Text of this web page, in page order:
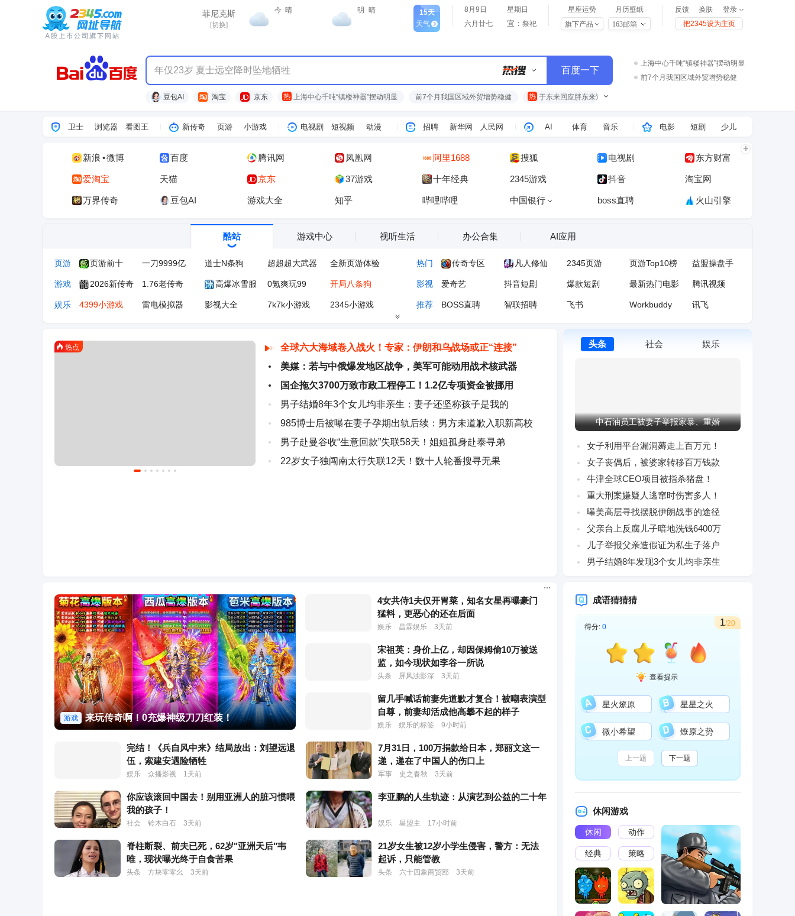
8月9日
星期日
六月廿七
宜： 祭祀
星座运势
月历壁纸
旗下产品
163邮箱
反馈 换肤
登录
把2345设为主页
菲尼克斯
[切换]
今 晴 明 晴
15天
天气
一线豪华品牌卖车也到了亏损边缘
豆包AI 淘宝 京东 热 上海中心千吨“镇楼神器”摆动明显 前7个月我国区域外贸增势稳健 热 于东来回应胖东来近25年老店年底关闭
上海中心千吨“镇楼神器”摆动明显
前7个月我国区域外贸增势稳健
大V：日称解放军有8架歼35是自欺欺人
卫士 浏览器 看图王 新传奇 页游 小游戏 电视剧 短视频 动漫 招聘 新华网 人民网 AI 体育 音乐 电影 短剧 少儿
新浪 •微博 百度 腾讯网 凤凰网 阿里1688 搜狐 电视剧 东方财富
爱淘宝 天猫 京东 37游戏 十年经典 2345游戏 抖音 淘宝网
万界传奇 豆包AI 游戏大全 知乎 哔哩哔哩 中国银行 boss直聘 火山引擎
酷站 游戏中心 视听生活 办公合集 AI应用
页游 页游前十 一刀9999亿 道士N条狗 超超超大武器 全新页游体验 热门 传奇专区 凡人修仙 2345页游 页游Top10榜 益盟操盘手
游戏 2026新传奇 1.76老传奇 高爆冰雪服 0氪爽玩99 开局八条狗 影视 爱奇艺 抖音短剧 爆款短剧 最新热门电影 腾讯视频
娱乐 4399小游戏 雷电模拟器 影视大全 7k7k小游戏 2345小游戏 推荐 BOSS直聘 智联招聘 飞书 Workbuddy 讯飞
汽车 太平洋汽车 搜狐汽车 小说 起点中文网 潇湘书院 番茄小说 纵横中文网 17K小说
游戏大全 1688工厂店 体育 新浪体育 搜狐体育
全球六大海域卷入战火！专家：伊朗和乌战场或正“连接”
美媒：若与中俄爆发地区战争，美军可能动用战术核武器
国企拖欠3700万致市政工程停工！1.2亿专项资金被挪用
男子结婚8年3个女儿均非亲生：妻子还坚称孩子是我的
985博士后被曝在妻子孕期出轨后续：男方未道歉入职新高校
男子赴曼谷收“生意回款”失联58天！姐姐孤身赴泰寻弟
22岁女子独闯南太行失联12天！数十人轮番搜寻无果
游戏 来玩传奇啊！0充爆神级刀刀红装！
游戏 来玩传奇啊！包红的！0充爆神级刀刀红装！
4女共侍1夫仅开胃菜，知名女星再曝豪门
猛料，更恶心的还在后面
娱乐 昌霖娱乐 3天前
宋祖英：身价上亿，却因保姆偷10万被送
监，如今现状如李谷一所说
头条 屏风浊影深 3天前
留几手喊话前妻先道歉才复合！被嘲表演型
自尊，前妻却活成他高攀不起的样子
娱乐 娱乐的标签 9小时前
完结！《兵自风中来》结局放出：刘望远退
伍，索建安遇险牺牲
娱乐 众播影视 1天前
7月31日，100万捐款给日本，郑丽文这一
递，递在了中国人的伤口上
军事 史之春秋 3天前
你应该滚回中国去！别用亚洲人的脏习惯喂
我的孩子！
社会 铃木白石 3天前
李亚鹏的人生轨迹：从演艺到公益的二十年
娱乐 星盟主 17小时前
脊柱断裂、前夫已死，62岁"亚洲天后"韦
唯，现状曝光终于自食苦果
头条 方块零零幺 3天前
21岁女生被12岁小学生侵害，警方：无法
起诉，只能管教
头条 六十四象商贸部 3天前
头条 社会 娱乐
中石油员工被妻子举报家暴、重婚
女子利用平台漏洞薅走上百万元！
女子丧偶后，被婆家转移百万钱款
牛津全球CEO项目被指杀猪盘！
重大刑案嫌疑人逃窜时伤害多人！
曝美高层寻找摆脱伊朗战事的途径
父亲台上反腐儿子暗地洗钱6400万
儿子举报父亲造假证为私生子落户
男子结婚8年发现3个女儿均非亲生
成语猜猜猜
得分: 0 1/20
查看提示
星火燎原 星星之火
微小希望 燎原之势
上一题 下一题
休闲游戏
休闲 动作
经典 策略